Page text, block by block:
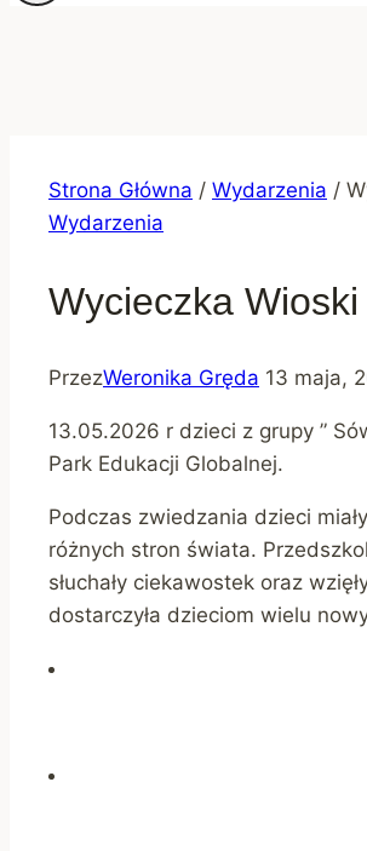
Strona Główna / Wydarzenia /
Wydarzenia
Wycieczka
PrzezWeronika Gręda 13 maja,
13.05.2026 r dzieci z grupy ”
Park Edukacji Globalnej.
Podczas zwiedzania dzieci
różnych stron świata.
słuchały ciekawostek oraz
dostarczyła dzieciom wielu